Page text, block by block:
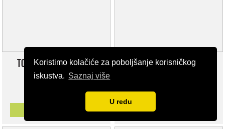
Koristimo kolačiće za poboljšanje korisničkog
iskustva. Saznaj više
U redu
Toro Latin Gastrobar
09H - 00H
Restoran Ambar